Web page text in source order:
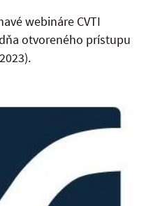
webináre CVTI
otvoreného prístupu